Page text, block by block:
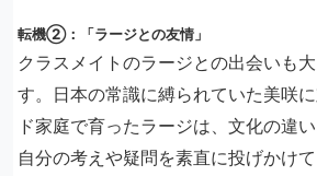
転機②：「ラージとの友情」
クラスメイトのラージとの出会いも
す。日本の常識に縛られていた美咲
ド家庭で育ったラージは、文化の違
自分の考えや疑問を素直に投げかけ